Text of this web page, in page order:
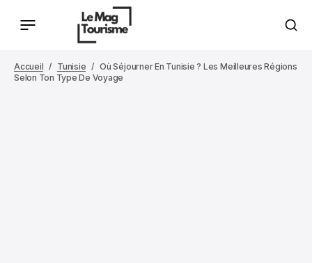
Accueil Tunisie
Où Séjourner En Tunisie ? Les Meilleures Régions
Selon Ton Type De Voyage